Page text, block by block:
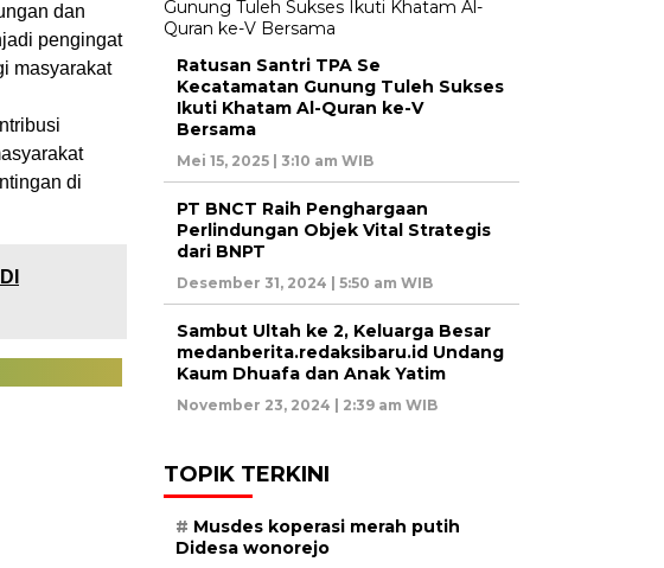
dan
pengingat
masyarakat
di
Ratusan Santri TPA Se
Kecatamatan Gunung Tuleh Sukses
Ikuti Khatam Al-Quran ke-V
Bersama
Mei 15, 2025 | 3:10 am WIB
PT BNCT Raih Penghargaan
Perlindungan Objek Vital Strategis
dari BNPT
Desember 31, 2024 | 5:50 am WIB
Sambut Ultah ke 2, Keluarga Besar
medanberita.redaksibaru.id Undang
Kaum Dhuafa dan Anak Yatim
November 23, 2024 | 2:39 am WIB
TOPIK TERKINI
Musdes koperasi merah putih
Didesa wonorejo